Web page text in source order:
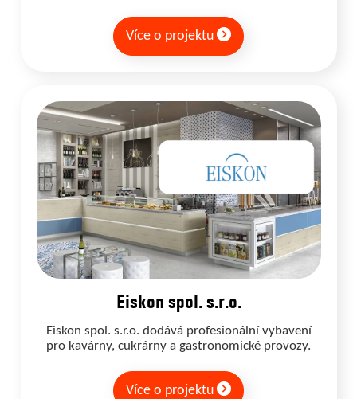
Více o projektu
Eiskon spol. s.r.o.
Eiskon spol. s.r.o. dodává profesionální vybavení
pro kavárny, cukrárny a gastronomické provozy.
Více o projektu